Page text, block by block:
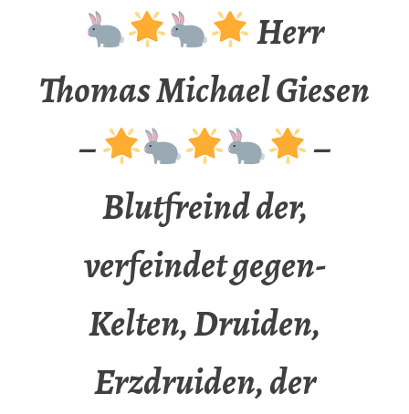
Herr
Thomas Michael Giesen
–
–
Blutfreind der,
verfeindet gegen-
Kelten, Druiden,
Erzdruiden, der